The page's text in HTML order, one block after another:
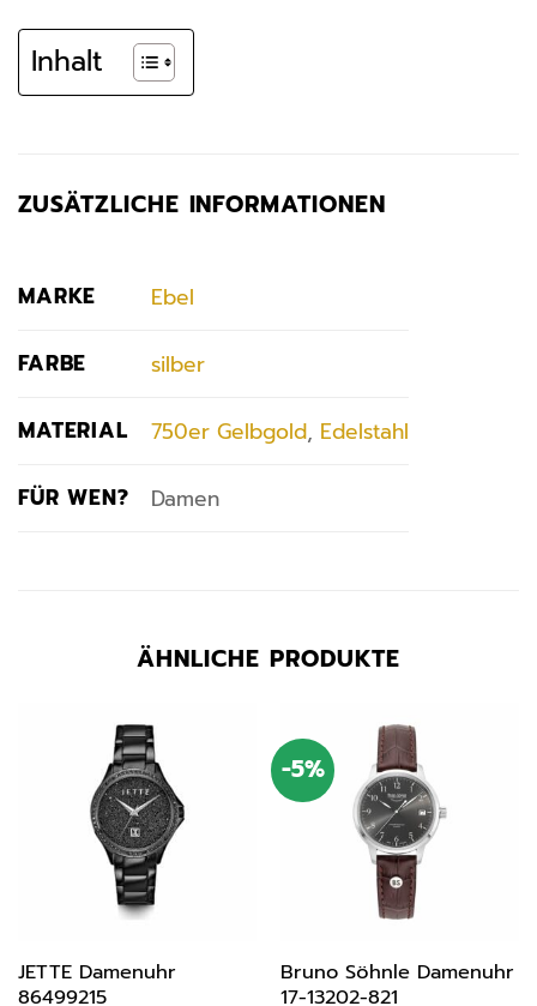
Inhalt
ZUSÄTZLICHE INFORMATIONEN
MARKE Ebel
FARBE silber
MATERIAL 750er Gelbgold, Edelstahl
FÜR WEN? Damen
ÄHNLICHE PRODUKTE
JETTE Damenuhr
86499215
-5%
Bruno Söhnle Damenuhr
17-13202-821